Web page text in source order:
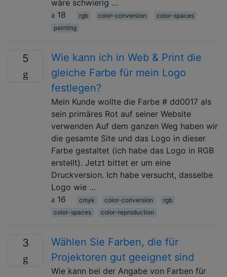
wäre schwierig …
18
rgb color-conversion
color-spaces
painting
5
Wie kann ich in Web & Print die
gleiche Farbe für mein Logo
festlegen?
Mein Kunde wollte die Farbe # dd0017 als
sein primäres Rot auf seiner Website
verwenden Auf dem ganzen Weg haben wir
die gesamte Site und das Logo in dieser
Farbe gestaltet (ich habe das Logo in RGB
erstellt). Jetzt bittet er um eine
Druckversion. Ich habe versucht, dasselbe
Logo wie …
16
cmyk color-conversion
rgb
color-spaces
color-reproduction
3
Wählen Sie Farben, die für
Projektoren gut geeignet sind
Wie kann bei der Angabe von Farben für